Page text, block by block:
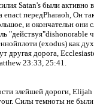
Satan's были активно
enact передPharaoh, Он
и окончательн
"действуя"dishonorable
(exodus) как
другая дорога,
23:33, 25:41.
злейшей дороги,
Силы темноты не были